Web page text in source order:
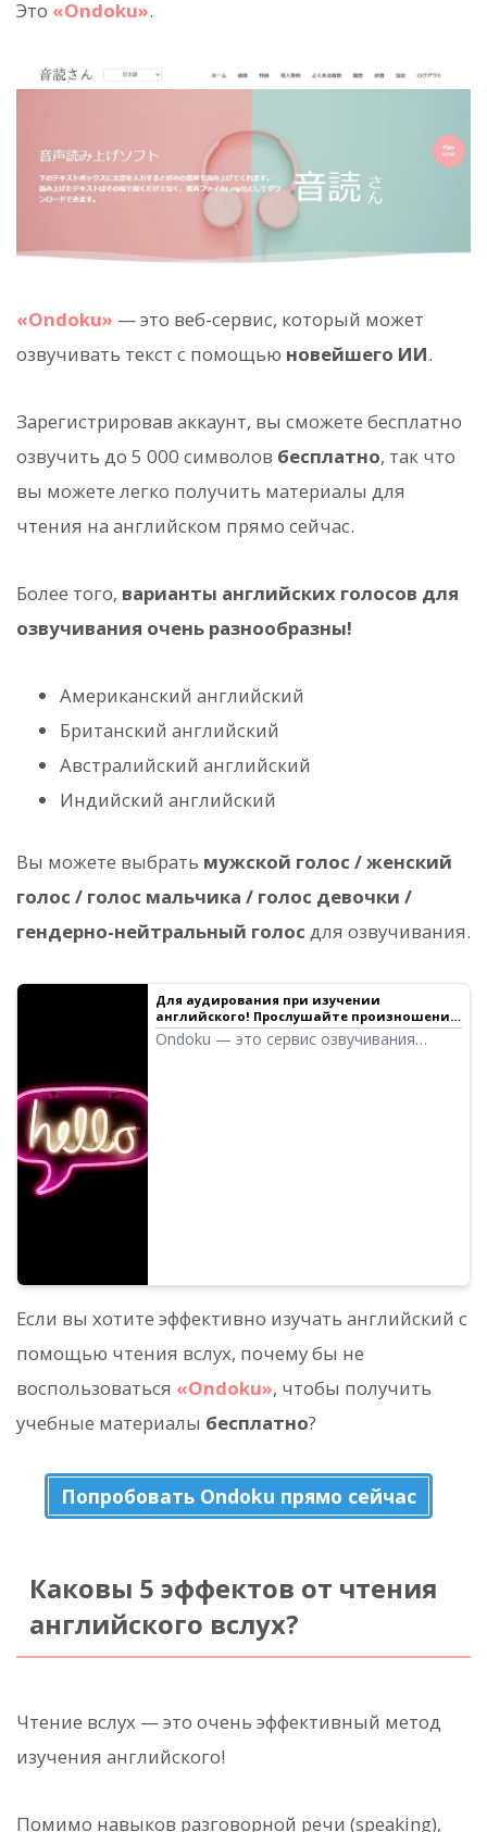
Это «Ondoku».
«Ondoku» — это веб-сервис, который может
озвучивать текст с помощью новейшего ИИ.
Зарегистрировав аккаунт, вы сможете бесплатно
озвучить до 5 000 символов бесплатно, так что
вы можете легко получить материалы для
чтения на английском прямо сейчас.
Более того, варианты английских голосов для
озвучивания очень разнообразны!
Американский английский
Британский английский
Австралийский английский
Индийский английский
Вы можете выбрать мужской голос / женский
голос / голос мальчика / голос девочки /
гендерно-нейтральный голос для озвучивания.
Для аудирования при изучении
английского! Прослушайте произношение
67 дикторов-носителей языка: женские,
мужские голоса, а также голоса девочек и
Ondoku — это сервис озвучивания
Если вы хотите эффективно изучать английский с
помощью чтения вслух, почему бы не
воспользоваться «Ondoku», чтобы получить
учебные материалы бесплатно?
Попробовать Ondoku прямо сейчас
Каковы 5 эффектов от чтения
английского вслух?
Чтение вслух — это очень эффективный метод
изучения английского!
Помимо навыков разговорной речи (speaking),